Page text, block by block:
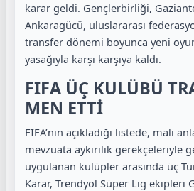
karar geldi. Gençlerbirliği,
Ankaragücü, uluslararası
transfer dönemi boyunca yeni
yasağıyla karşı karşıya kaldı.
FIFA ÜÇ KULÜBÜ
MEN ETTİ
FIFA’nın açıkladığı listede, mali
mevzuata aykırılık gerekçeleriyle
uygulanan kulüpler arasında üç
Karar, Trendyol Süper Lig ekipleri